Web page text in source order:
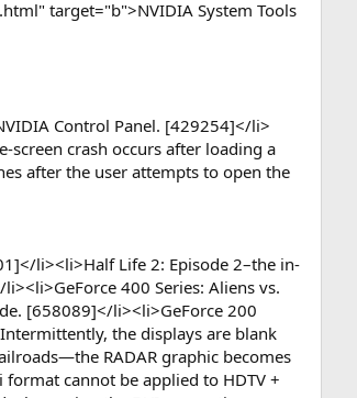
target="b">NVIDIA System Tools
Control Panel. [429254]</li>
screen crash occurs after loading a
after the user attempts to open the
li><li>Half Life 2: Episode 2–the in-
400 Series: Aliens vs.
[658089]</li><li>GeForce 200
the displays are blank
RADAR graphic becomes
cannot be applied to HDTV +